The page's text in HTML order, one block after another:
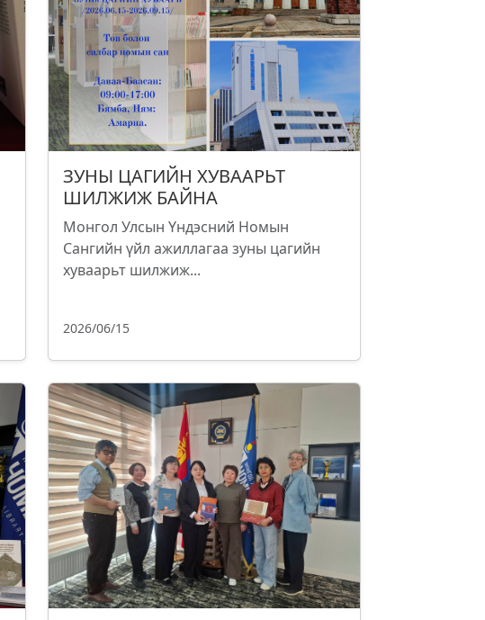
ЗУНЫ ЦАГИЙН ХУВААРЬТ
ШИЛЖИЖ БАЙНА
Монгол Улсын Үндэсний Номын
Сангийн үйл ажиллагаа зуны цагийн
хуваарьт шилжиж...
2026/06/15